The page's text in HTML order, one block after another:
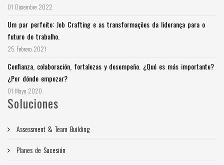
01 Diciembre 2022
Um par perfeito: Job Crafting e as transformações da liderança para o
futuro do trabalho.
25 Febrero 2021
Confianza, colaboración, fortalezas y desempeño. ¿Qué es más importante?
¿Por dónde empezar?
01 Mayo 2020
Soluciones
Assessment & Team Building
Planes de Sucesión